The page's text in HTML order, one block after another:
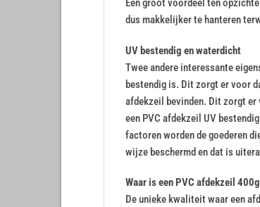
Een groot voordeel ten
dus makkelijker te hanteren
UV bestendig en waterdicht
Twee andere interessante
bestendig is. Dit zorgt er voor
afdekzeil bevinden. Dit zorgt
een PVC afdekzeil UV
factoren worden de goederen
wijze beschermd en dat is
Waar is een PVC afdekzeil
De unieke kwaliteit waar een